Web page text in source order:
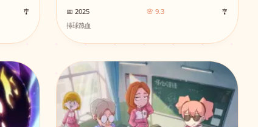
🎐 📅 2025 🌸 9.3 🎐
排球热血